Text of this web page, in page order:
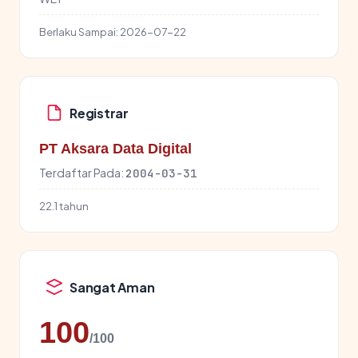
Berlaku Sampai: 2026-07-22
Registrar
PT Aksara Data Digital
Terdaftar Pada: 2004-03-31
22.1 tahun
Sangat Aman
100/100